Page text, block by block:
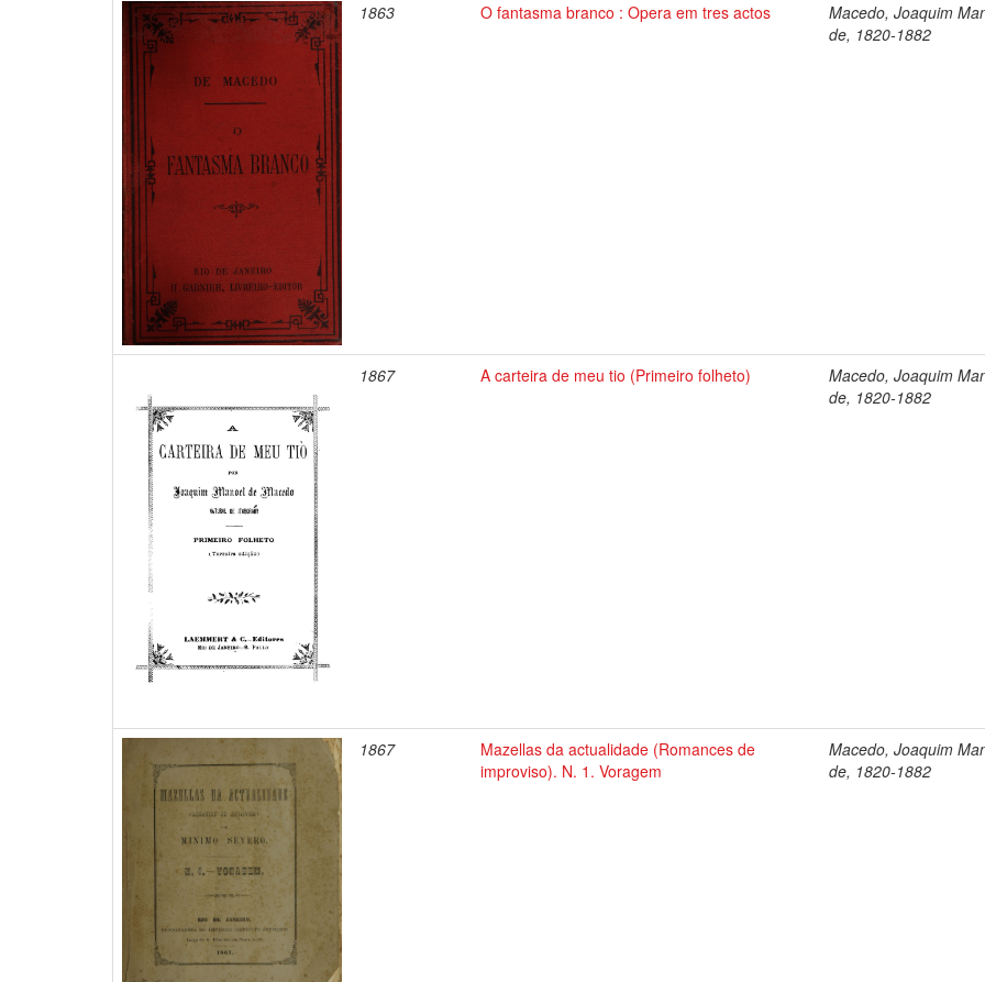
1863 O fantasma branco : Opera em tres actos
Macedo, Joaquim
de, 1820-1882
1867 A carteira de meu tio (Primeiro folheto)
Macedo, Joaquim
de, 1820-1882
1867
Mazellas da actualidade (Romances de
improviso). N. 1. Voragem
Macedo, Joaquim
de, 1820-1882